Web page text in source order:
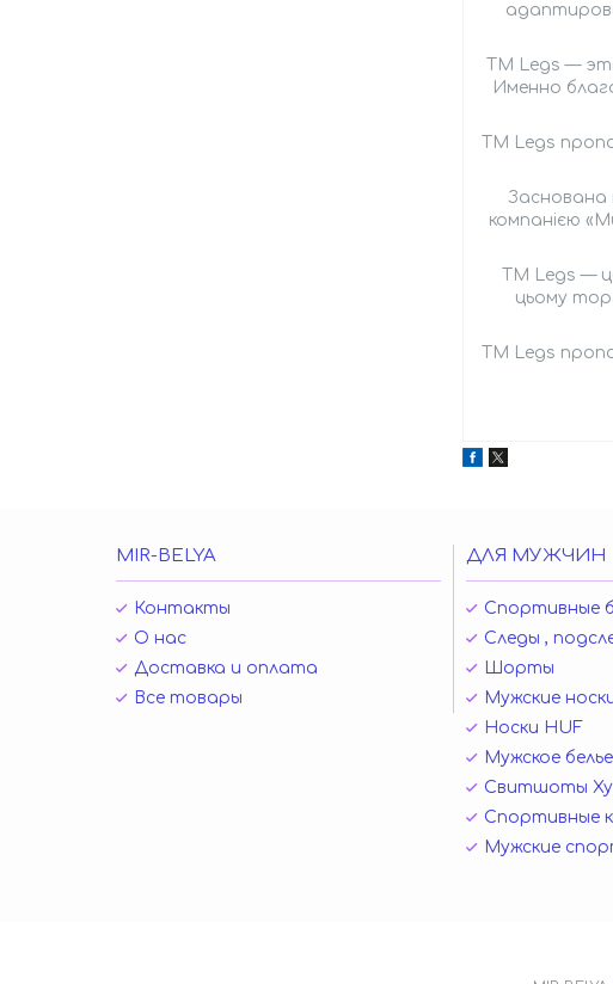
ТМ Legs —
Именно
ТМ Legs
Заснована
компанією
ТМ Legs —
цьому
ТМ Legs
MIR-BELYA
Контакты
О нас
Доставка и оплата
Все товары
ДЛЯ МУЖЧИН
Спортивные
Следы ,
Шорты
Мужские
Носки HUF
Мужское
Свитшоты
Спортивные
Мужские